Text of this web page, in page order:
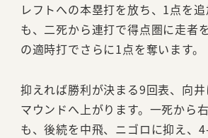
レフトへの本塁打を放ち、1点を
も、二死から連打で得点圏に走者
の適時打でさらに1点を奪います。
抑えれば勝利が決まる9回表、向井
マウンドへ上がります。一死から
も、後続を中飛、ニゴロに抑え、